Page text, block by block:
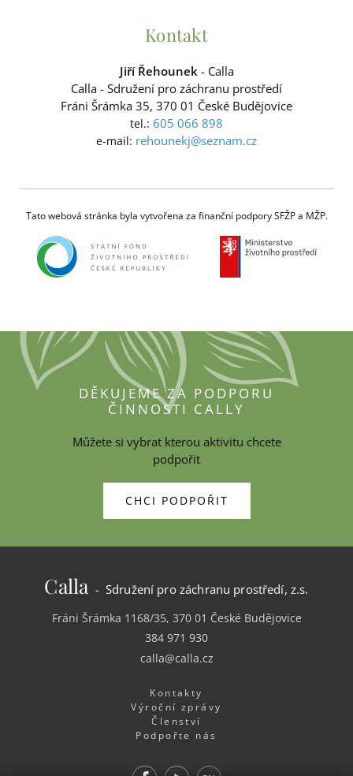
Kontakt
Jiří Řehounek- Calla
Calla - Sdružení pro záchranu prostředí
Fráni Šrámka 35, 370 01 České Budějovice
tel.: 605 066 898
e-mail: rehounekj@seznam.cz
Tato webová stránka byla vytvořena za finanční podpory SFŽP a MŽP.
DĚKUJEME ZA PODPORU
ČINNOSTI CALLY
Můžete si vybrat kterou aktivitu chcete
podpořit
CHCI PODPOŘIT
Calla- Sdružení pro záchranu prostředí, z.s.
Fráni Šrámka 1168/35, 370 01 České Budějovice
384 971 930
calla@calla.cz
Kontakty
Výroční zprávy
Členství
Podpořte nás